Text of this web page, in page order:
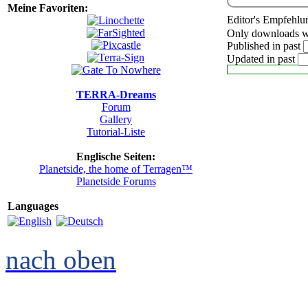
Meine Favoriten:
TERRA-Dreams
Forum
Gallery
Tutorial-Liste
Englische Seiten:
Planetside, the home of Terragen™
Planetside Forums
Languages
Editor's
Only downloads
Published in past
Updated in past
nach oben